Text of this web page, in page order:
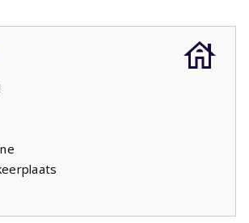
een goed boek in de middagzon of
Dankzij de ligging vlakbij het
over
ingericht met een tweepersoonsbed en
heeft twee eenpersoonsbedden.
tweede badkamer aanwezig, wat
voor gezinnen of meerdere stellen
zijn.